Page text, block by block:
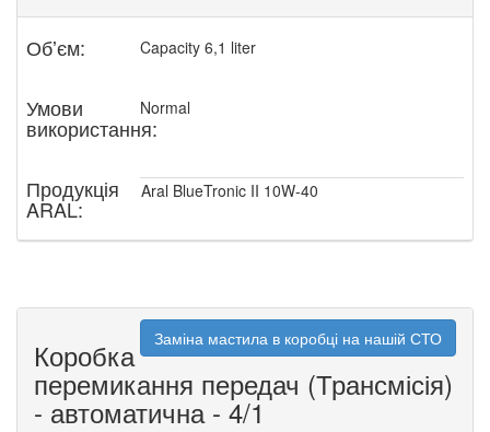
Обʼєм: Capacity 6,1 liter
Умови
використання:
Normal
Продукція
ARAL:
Aral BlueTronic II 10W-40
Заміна мастила в коробці на нашій СТО
Коробка
перемикання передач (Трансмісія)
- автоматична - 4/1